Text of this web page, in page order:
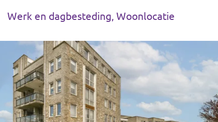
Werk en dagbesteding, Woonlocatie